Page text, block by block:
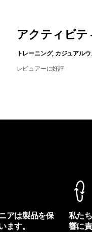
アクティビテ
トレーニング, カジュアル
レビュアーに好評
アは製品を保
ます。
私た
響に